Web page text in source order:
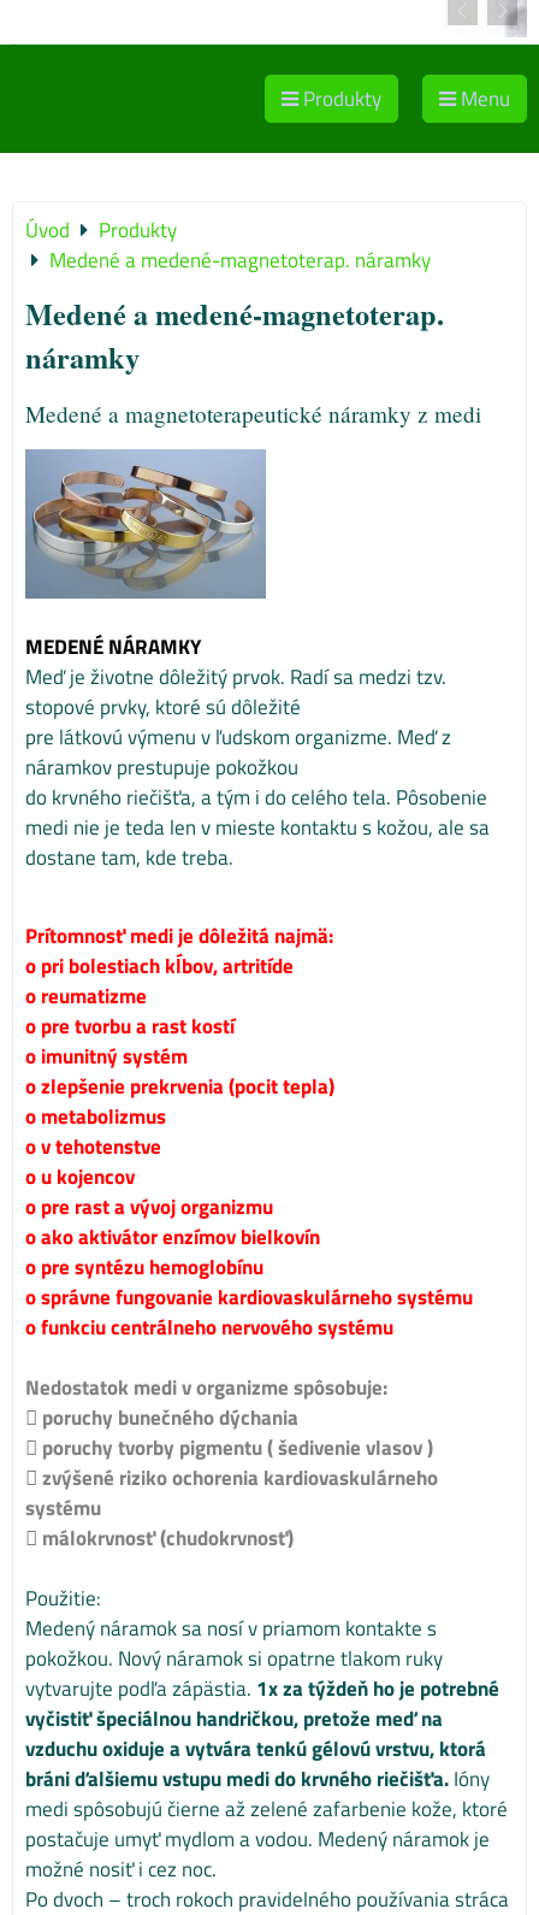
Produkty Menu
Úvod
Produkty
Medené a medené-magnetoterap. náramky
Medené a medené-magnetoterap.
náramky
Medené a magnetoterapeutické náramky z medi
MEDENÉ NÁRAMKY
Meď je životne dôležitý prvok. Radí sa medzi tzv.
stopové prvky, ktoré sú dôležité
pre látkovú výmenu v ľudskom organizme. Meď z
náramkov prestupuje pokožkou
do krvného riečišťa, a tým i do celého tela. Pôsobenie
medi nie je teda len v mieste kontaktu s kožou, ale sa
dostane tam, kde treba.
Prítomnosť medi je dôležitá najmä:
o pri bolestiach kĺbov, artritíde
o reumatizme
o pre tvorbu a rast kostí
o imunitný systém
o zlepšenie prekrvenia (pocit tepla)
o metabolizmus
o v tehotenstve
o u kojencov
o pre rast a vývoj organizmu
o ako aktivátor enzímov bielkovín
o pre syntézu hemoglobínu
o správne fungovanie kardiovaskulárneho systému
o funkciu centrálneho nervového systému
Nedostatok medi v organizme spôsobuje:
 poruchy bunečného dýchania
 poruchy tvorby pigmentu ( šedivenie vlasov )
 zvýšené riziko ochorenia kardiovaskulárneho
systému
 málokrvnosť (chudokrvnosť)
Použitie:
Medený náramok sa nosí v priamom kontakte s
pokožkou. Nový náramok si opatrne tlakom ruky
vytvarujte podľa zápästia. 1x za týždeň ho je potrebné
vyčistiť špeciálnou handričkou, pretože meď na
vzduchu oxiduje a vytvára tenkú gélovú vrstvu, ktorá
bráni ďalšiemu vstupu medi do krvného riečišťa.Ióny
medi spôsobujú čierne až zelené zafarbenie kože, ktoré
postačuje umyť mydlom a vodou. Medený náramok je
možné nosiť i cez noc.
Po dvoch – troch rokoch pravidelného používania stráca